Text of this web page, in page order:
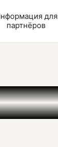
для
партнёров